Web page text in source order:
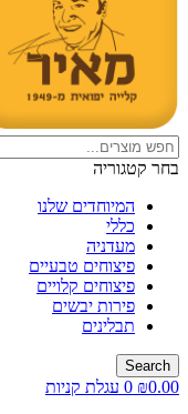
בחר קטגוריה
המיוחדים שלנו
כללי
מעדניה
פיצוחים טבעיים
פיצוחים קלויים
פירות יבשים
תבלינים
Search
₪0.00
0 עגלת קניות